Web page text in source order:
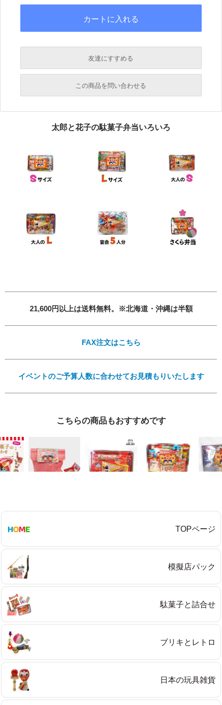
友達にすすめる
必須
この商品を問い合わせる
必須
Eメール
プライバシーポリシーをご確認ください。
太郎と花子の駄菓子弁当いろいろ
21,600円以上は送料無料。※北海道・沖縄は半額
FAX注文はこちら
イベントのご予算人数に合わせてお見積もりいたします
こちらの商品もおすすめです
TOPページ
模擬店パック
駄菓子と詰合せ
ブリキとレトロ
日本の玩具雑貨